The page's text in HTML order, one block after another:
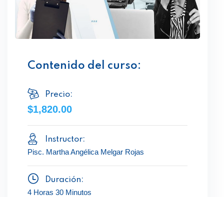
Contenido del curso:
Precio:
$1,820.00
Instructor:
Pisc. Martha Angélica Melgar Rojas
Duración:
4 Horas 30 Minutos